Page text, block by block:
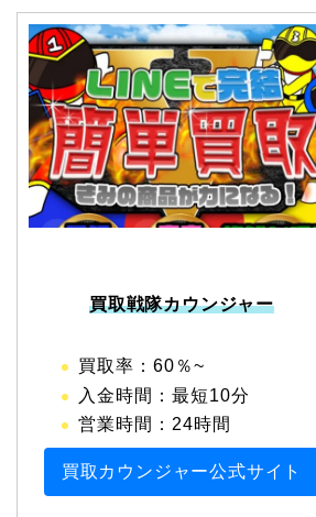
買取戦隊カウンジャー
買取率：60％~
入金時間：最短10分
営業時間：24時間
買取カウンジャー公式サイト